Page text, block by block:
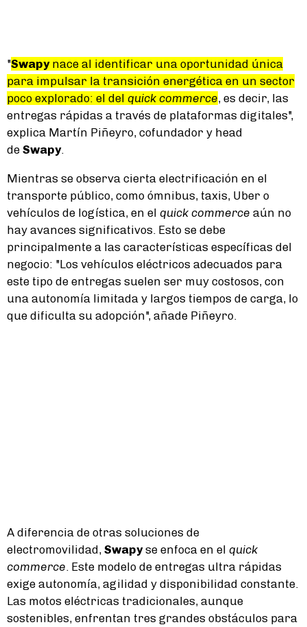
"Swapynace al identificar una oportunidad única
para impulsar la transición energética en un sector
poco explorado: el del quick commerce, es decir, las
entregas rápidas a través de plataformas digitales",
explica Martín Piñeyro, cofundador y head
de Swapy.
Mientras se observa cierta electrificación en el
transporte público, como ómnibus, taxis, Uber o
vehículos de logística, en el quick commerce aún no
hay avances significativos. Esto se debe
principalmente a las características específicas del
negocio: "Los vehículos eléctricos adecuados para
este tipo de entregas suelen ser muy costosos, con
una autonomía limitada y largos tiempos de carga, lo
que dificulta su adopción", añade Piñeyro.
A diferencia de otras soluciones de
electromovilidad, Swapyse enfoca en el quick
commerce . Este modelo de entregas ultra rápidas
exige autonomía, agilidad y disponibilidad constante.
Las motos eléctricas tradicionales, aunque
sostenibles, enfrentan tres grandes obstáculos para